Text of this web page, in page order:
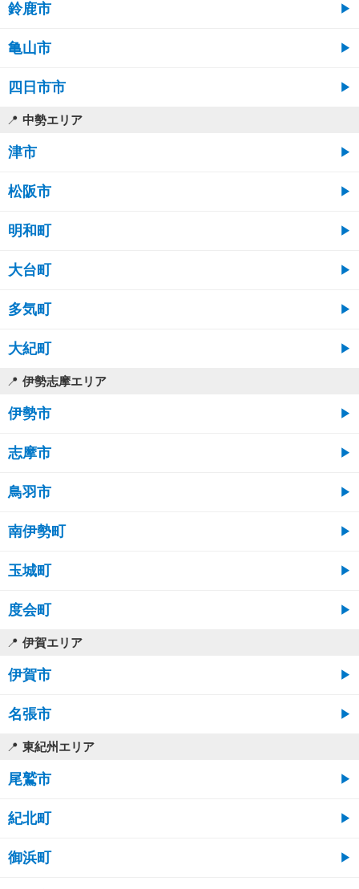
鈴鹿市
亀山市
四日市市
中勢エリア
津市
松阪市
明和町
大台町
多気町
大紀町
伊勢志摩エリア
伊勢市
志摩市
鳥羽市
南伊勢町
玉城町
度会町
伊賀エリア
伊賀市
名張市
東紀州エリア
尾鷲市
紀北町
御浜町